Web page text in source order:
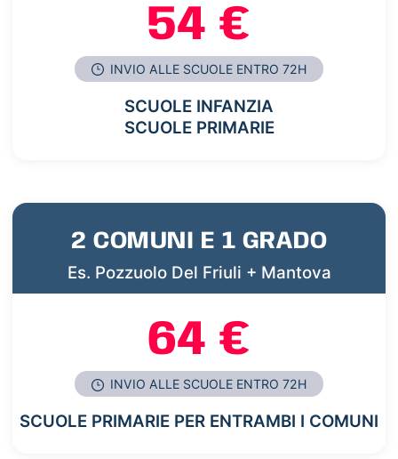
54 €
INVIO ALLE SCUOLE ENTRO 72H
SCUOLE INFANZIA
SCUOLE PRIMARIE
2 COMUNI E 1 GRADO
Es. Pozzuolo Del Friuli + Mantova
64 €
INVIO ALLE SCUOLE ENTRO 72H
SCUOLE PRIMARIE PER ENTRAMBI I COMUNI